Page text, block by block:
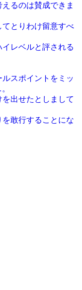
るのは賛成できま
とりわけ留意すべ
レベルと評される
スポイントをミッ
出せたとしまして
敢行することにな